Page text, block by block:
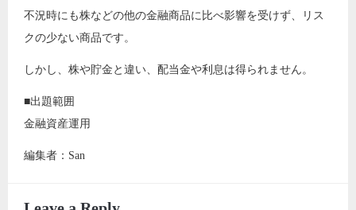
不況時にも株などの他の金融商品に比べ影響を受けず、リス
クの少ない商品です。
しかし、株や貯金と違い、配当金や利息は得られません。
■出題範囲
金融資産運用
編集者：San